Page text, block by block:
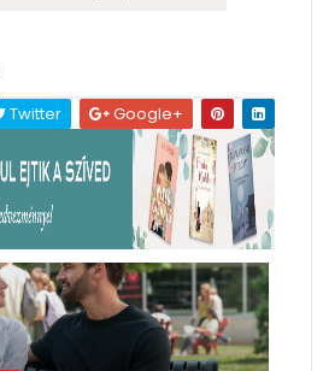
Twitter Google+